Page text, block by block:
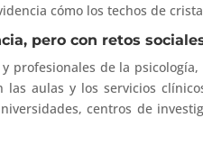
cómo los techos de
pero con retos
profesionales de la
las aulas y los servicios
centros de